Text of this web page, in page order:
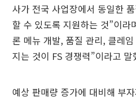
사가 전국 사업장에서 동일한
할 수 있도록 지원하는 것”이라
론 메뉴 개발, 품질 관리, 클레
지는 것이 FS 경쟁력”이라고 말
예상 판매량 증가에 대비해 부